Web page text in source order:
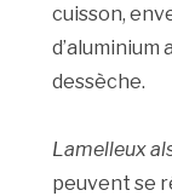
cuisson,
d’aluminium
dessèche.
Lamelleux
peuvent se